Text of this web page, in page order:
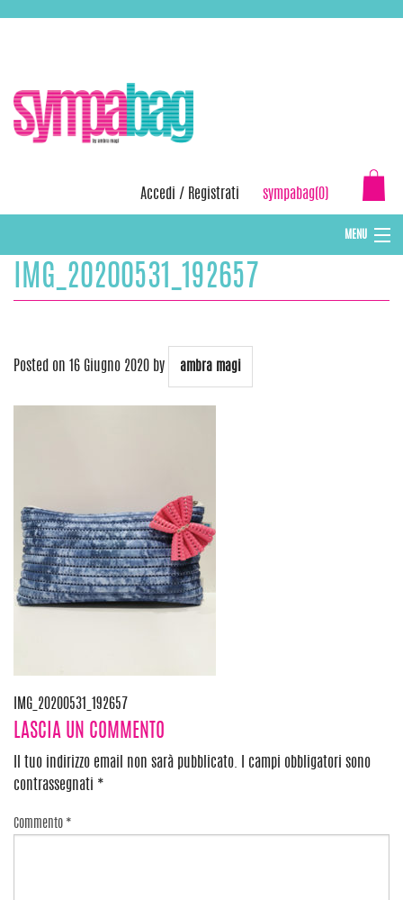
Accedi / Registrati sympabag(0)
MENU
CAPPELLI INVERNALI DONNA
IMG_20200531_192657
Posted on 16 Giugno 2020 by ambra magi
Navigazione
articoli
IMG_20200531_192657
LASCIA UN COMMENTO
Il tuo indirizzo email non sarà pubblicato.
I campi obbligatori sono
contrassegnati *
Commento *